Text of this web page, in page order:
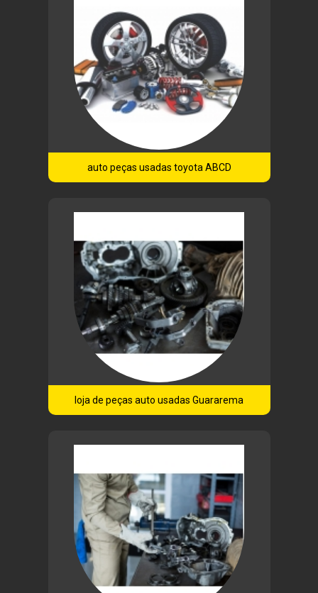
auto peças usadas toyota ABCD
loja de peças auto usadas Guararema